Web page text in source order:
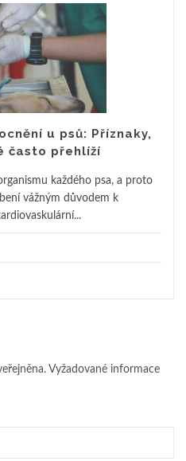
u psů: Příznaky,
často přehlíží
každého psa, a proto
vážným důvodem k
Vyžadované informace